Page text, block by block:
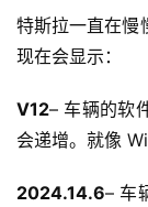
特斯拉一直在慢
现在会显示：
V12– 车辆的软
会递增。就像
2024.14.6– 车